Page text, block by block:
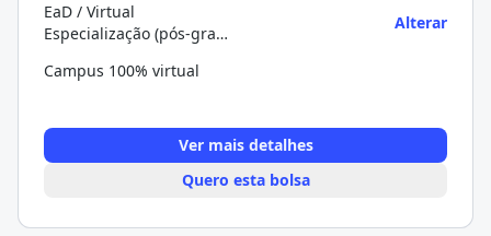
EaD / Virtual
Especialização (pós-graduação)
Alterar
Campus 100% virtual
Ver mais detalhes
Quero esta bolsa